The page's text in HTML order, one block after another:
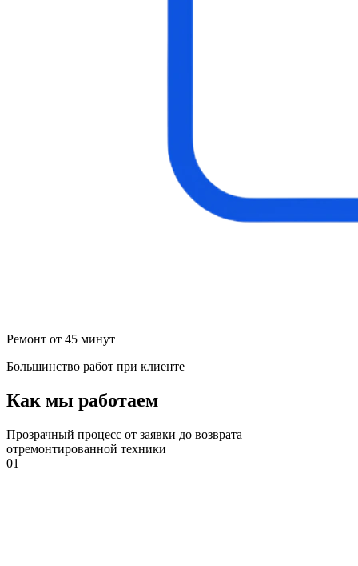
Ремонт от 45 минут
Большинство работ при клиенте
Как мы работаем
Прозрачный процесс от заявки до возврата
отремонтированной техники
01